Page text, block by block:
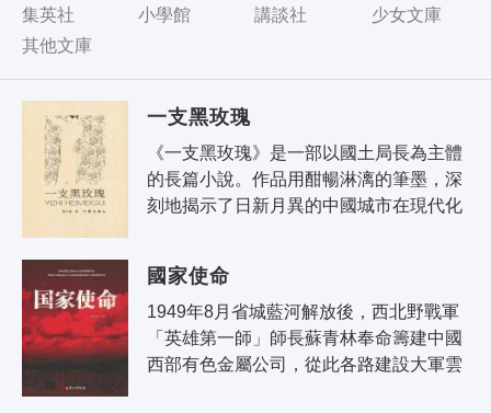
庫
集英社
小學館 講談社
少女文庫
其他文庫
一支黑玫瑰
《一支黑玫瑰》是一部以國土局長為主體
的長篇小說。作品用酣暢淋漓的筆墨，深
刻地揭示了日新月異的中國城市在現代化
國家使命
1949年8月省城藍河解放後，西北野戰軍
「英雄第一師」師長蘇青林奉命籌建中國
西部有色金屬公司，從此各路建設大軍雲